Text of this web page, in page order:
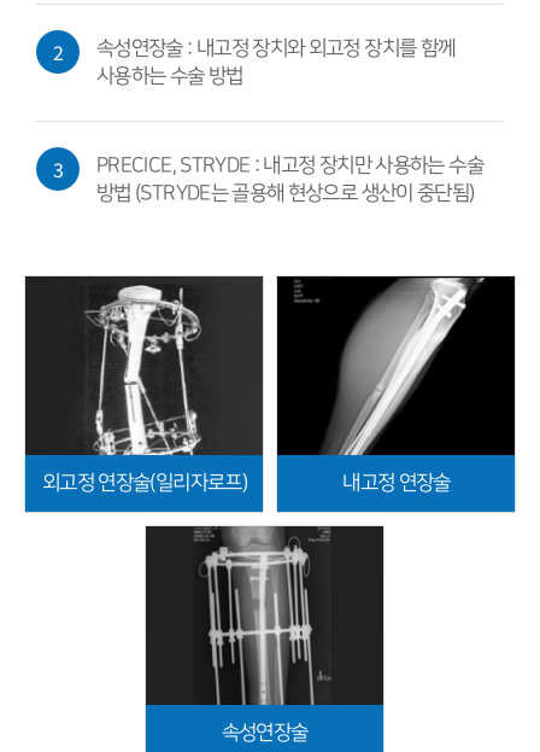
2
속성연장술 : 내고정 장치와 외고정 장치를 함께
사용하는 수술 방법
3
PRECICE, STRYDE : 내고정 장치만 사용하는 수술
방법 (STRYDE는 골용해 현상으로 생산이 중단됨)
외고정 연장술(일리자로프) 내고정 연장술
속성연장술